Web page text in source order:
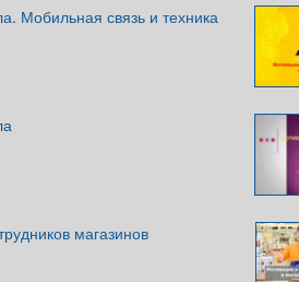
Мобильная связь и техника
магазинов